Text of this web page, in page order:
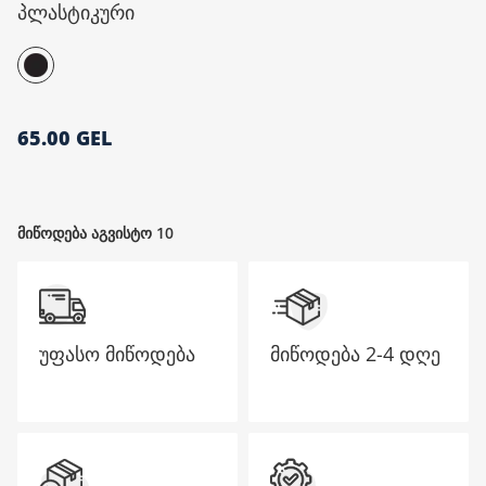
პლასტიკური
65.00 GEL
მიწოდება აგვისტო 10
მთავარი გვერდი
უფასო მიწოდება მიწოდება 2-4 დღე